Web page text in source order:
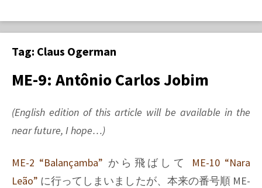
Tag: Claus Ogerman
ME-9: Antônio Carlos Jobim
(English edition of this article will be available in the
near future, I hope…)
ME-2 “Balançamba” から飛ばして
ME-10 “Nara
Leão” に行ってしまいましたが、本来の番号順 ME-